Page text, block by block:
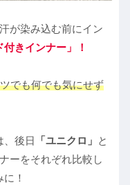
が染み込む前にイン
付きインナー」！
でも何でも気にせず
、後日 「ユニクロ」 と
ーをそれぞれ比較し
！